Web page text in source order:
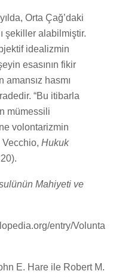
Orta Çağ’daki
şekiller alabilmiştir.
idealizmin
esasının fikir
hasmı
“Bu itibarla
mümessili
volontarizmin
Hukuk
Mahiyeti ve
entry/Volunta
E. Hare ile Robert M.